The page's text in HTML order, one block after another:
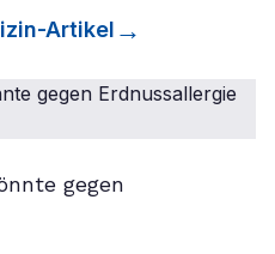
-Artikel
gegen